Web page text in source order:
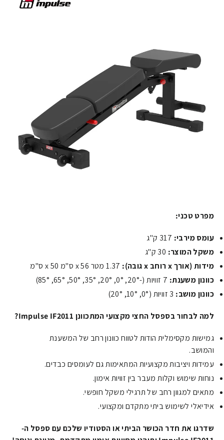
מפרט טכני:
עומס מירבי:
משקל המוצר:
מידות (אורך x רוחב x גובה):
כוונון משענת:
כוונון מושב:
למה לבחור בספסל החצי מקצועי המתכוונן Impulse IF2011?
גמישות מקסימלית הודות לטווח כוונון רחב של המשענת
והמושב.
עמידות ויציבות מקצועיות המתאימות גם לעומסים כבדים.
נוחות שימוש וקלות מעבר בין זוויות אימון.
מתאים למגוון רחב של תרגילי משקל חופשי.
אידיאלי לשימוש ביתי מתקדם ומקצועי.
שדרגו את חדר הכושר הביתי או הסטודיו שלכם עם ספסל ה-